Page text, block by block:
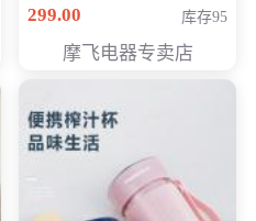
299.00
库存95
摩飞电器专卖店